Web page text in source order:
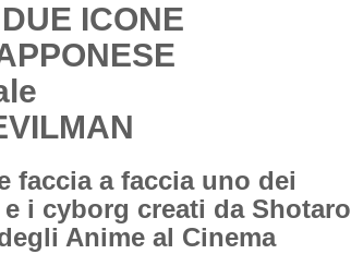
ICONE
faccia a faccia uno dei
i cyborg creati da Shotaro
Anime al Cinema